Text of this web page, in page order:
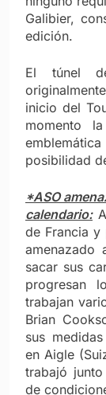
Galibier,
edición.
El túnel
inicio del
momento
posibilidad
*ASO
calendario:
de Francia y
amenazado
sacar sus
progresan
trabajan
Brian
sus
en Aigle
trabajó
de